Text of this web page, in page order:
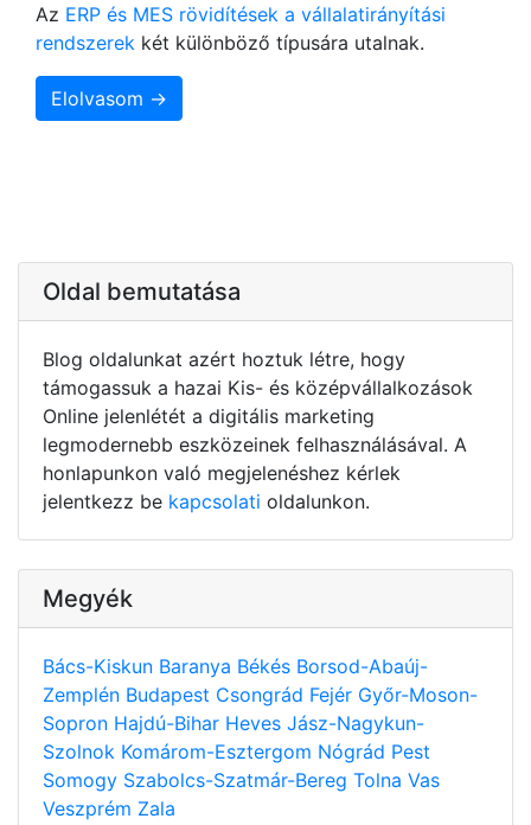
Az ERP és MES rövidítések a vállalatirányítási
rendszerek két különböző típusára utalnak.
Elolvasom →
Oldal bemutatása
Blog oldalunkat azért hoztuk létre, hogy
támogassuk a hazai Kis- és középvállalkozások
Online jelenlétét a digitális marketing
legmodernebb eszközeinek felhasználásával. A
honlapunkon való megjelenéshez kérlek
jelentkezz be kapcsolati oldalunkon.
Megyék
Bács-Kiskun Baranya Békés Borsod-Abaúj-
Zemplén Budapest Csongrád Fejér Győr-Moson-
Sopron Hajdú-Bihar Heves Jász-Nagykun-
Szolnok Komárom-Esztergom Nógrád Pest
Somogy Szabolcs-Szatmár-Bereg Tolna Vas
Veszprém Zala